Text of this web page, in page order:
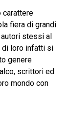
fiera di grandi
stessi al
di loro infatti si
genere
scrittori ed
mondo con